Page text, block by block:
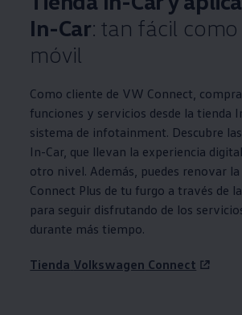
In-Car: tan fácil
móvil
Como cliente de VW Connect,
funciones y servicios desde la tienda
sistema de infotainment. Descubre
In-Car, que llevan la experiencia
otro nivel. Además, puedes renovar
Connect Plus de tu furgo a través de
para seguir disfrutando de los
durante más tiempo.
Tienda Volkswagen Connect